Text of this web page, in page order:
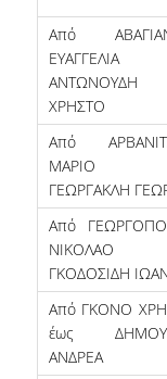
ΜΕΛΗ
ΜΕΛΗ
Από
ΕΥΑΓΓΕΛΙΑ
ΑΝΤΩΝΟΥΔΗ
ΧΡΗΣΤΟ
Από
ΜΑΡΙΟ
ΓΕΩΡΓΑΚΛΗ
Από
ΝΙΚΟΛΑΟ
ΓΚΟΔΟΣΙΔΗ
Από ΓΚΟΝΟ
έως
ΑΝΔΡΕΑ